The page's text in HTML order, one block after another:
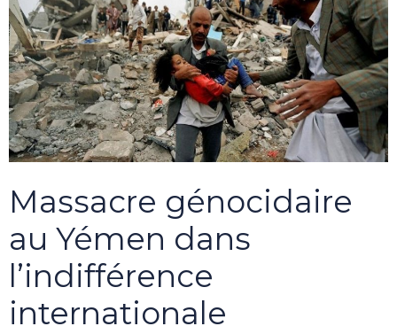
Massacre génocidaire
au Yémen dans
l’indifférence
internationale